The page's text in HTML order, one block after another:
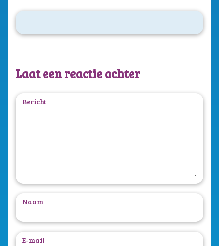
Laat een reactie achter
Bericht
Naam
E-mail